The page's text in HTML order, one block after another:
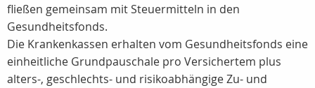
fließen gemeinsam mit Steuermitteln in den
Gesundheitsfonds.
Die Krankenkassen erhalten vom Gesundheitsfonds eine
einheitliche Grundpauschale pro Versichertem plus
alters-, geschlechts- und risikoabhängige Zu- und